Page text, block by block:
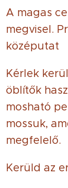
A magas
megvisel.
középutat
Kérlek
öblítők
mosható
mossuk,
megfelelő.
Kerüld az